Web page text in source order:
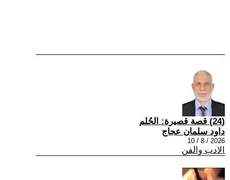
(24) قصة قصيرة: الحُلم
داود سلمان عجاج
2026 / 8 / 10
الادب والفن